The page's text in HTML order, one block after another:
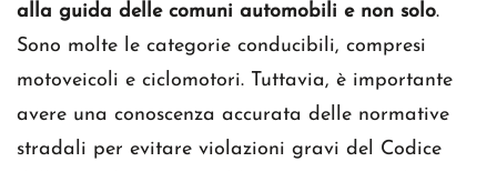
alla guida delle comuni automobili e non solo.
Sono molte le categorie conducibili, compresi
motoveicoli e ciclomotori. Tuttavia, è importante
avere una conoscenza accurata delle normative
stradali per evitare violazioni gravi del Codice